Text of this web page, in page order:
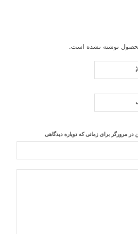
نوشته نشده است.
در مرورگر برای زمانی که دوباره دیدگاهی
*